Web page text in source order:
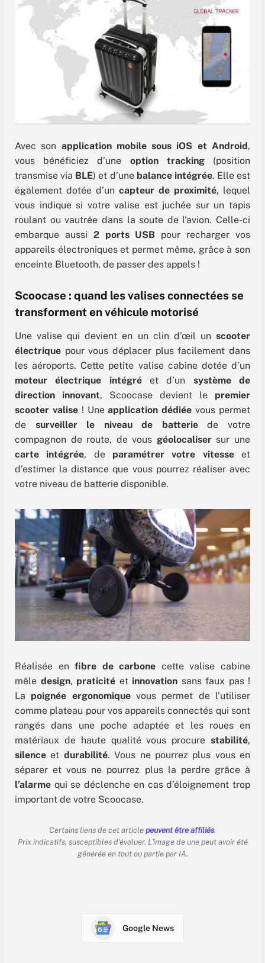
Avec son application mobile sous iOS et Android,
vous bénéficiez d’une option tracking(position
transmise via BLE) et d’une balance intégrée. Elle est
également dotée d’un capteur de proximité, lequel
vous indique si votre valise est juchée sur un tapis
roulant ou vautrée dans la soute de l’avion. Celle-ci
embarque aussi 2 ports USB pour recharger vos
appareils électroniques et permet même, grâce à son
enceinte Bluetooth, de passer des appels !
Scoocase : quand les valises connectées se
transforment en véhicule motorisé
Une valise qui devient en un clin d’œil un scooter
électrique pour vous déplacer plus facilement dans
les aéroports. Cette petite valise cabine dotée d’un
moteur électrique intégréet d’un système de
direction innovant, Scoocase devient le premier
scooter valise! Uneapplication dédiée vous permet
de surveiller le niveau de batteriede votre
compagnon de route, de vous géolocalisersur une
carte intégrée, de paramétrer votre vitesseet
d’estimer la distance que vous pourrez réaliser avec
votre niveau de batterie disponible.
Réalisée enfibre de carbone cette valise cabine
mêle design, praticité et innovation sans faux pas !
La poignée ergonomiquevous permet de l’utiliser
comme plateau pour vos appareils connectés qui sont
rangés dans une poche adaptée et les roues en
matériaux de haute qualité vous procure stabilité,
silence et durabilité. Vous ne pourrez plus vous en
séparer et vous ne pourrez plus la perdre grâce à
l’alarme qui se déclenche en cas d’éloignement trop
important de votre Scoocase.
Certains liens de cet article peuvent être affiliés.
Prix indicatifs, susceptibles d'évoluer. L'image de une peut avoir été
générée en tout ou partie par IA.
Google News